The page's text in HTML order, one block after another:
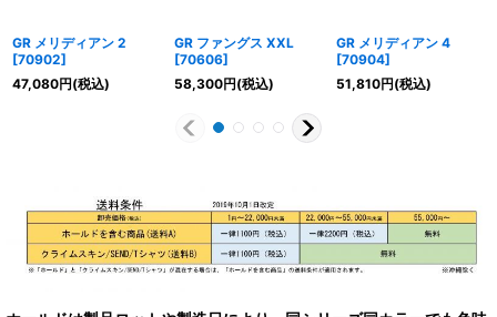
GR メリディアン 2
[70902]
47,080円(税込)
GR ファングス XXL
[70606]
58,300円(税込)
GR メリディアン 4
[70904]
51,810円(税込)